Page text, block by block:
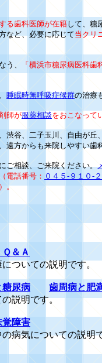
る歯科医師が在籍して、糖
など、必要に応じて当クリ
う、
「横浜市糖尿病医科歯
睡眠時無呼吸症候群の治療
師が服薬相談をおこなって
渋谷、二子玉川、自由が丘
遠方からも来院しやすい歯
ご相談、ご来院ください。
電話番号： ０４５-９１０-
）。
＆Ａ
ついての説明です。
糖尿病
歯周病と肥
説明です。
覚障害
病気についての説明